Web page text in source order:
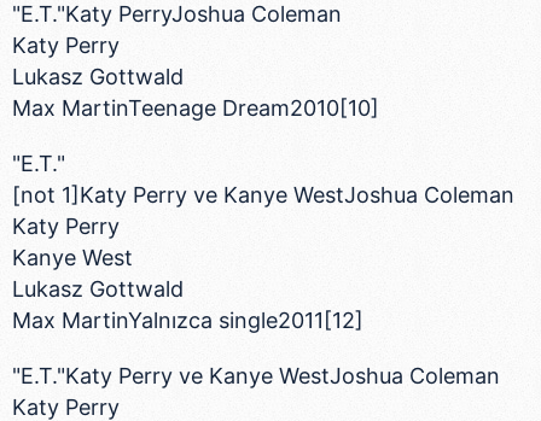
"E.T."Katy PerryJoshua Coleman
Katy Perry
Lukasz Gottwald
Max MartinTeenage Dream2010[10]
"E.T."
[not 1]Katy Perry ve Kanye WestJoshua Coleman
Katy Perry
Kanye West
Lukasz Gottwald
Max MartinYalnızca single2011[12]
"E.T."Katy Perry ve Kanye WestJoshua Coleman
Katy Perry